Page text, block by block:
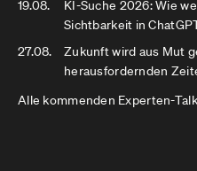
19.08.
KI-Suche 2026: Wie
Sichtbarkeit in
27.08.
Zukunft wird aus Mut
herausfordernden
Alle kommenden Experten-